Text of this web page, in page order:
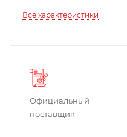
Все характеристики
Официальный
поставщик